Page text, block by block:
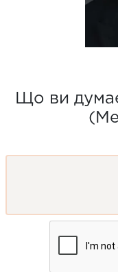
Що ви